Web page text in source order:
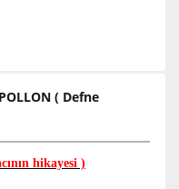
( Defne
hikayesi )